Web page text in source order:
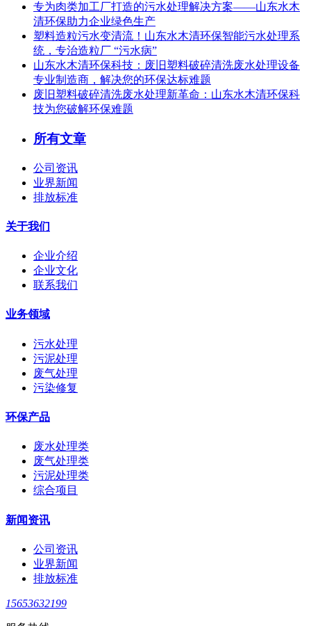
专为肉类加工厂打造的污水处理解决方案——山东水木
清环保助力企业绿色生产
塑料造粒污水变清流！山东水木清环保智能污水处理系
统，专治造粒厂 “污水病”
山东水木清环保科技：废旧塑料破碎清洗废水处理设备
专业制造商，解决您的环保达标难题
废旧塑料破碎清洗废水处理新革命：山东水木清环保科
技为您破解环保难题
所有文章
公司资讯
业界新闻
排放标准
关于我们
企业介绍
企业文化
联系我们
业务领域
污水处理
污泥处理
废气处理
污染修复
环保产品
废水处理类
废气处理类
污泥处理类
综合项目
新闻资讯
公司资讯
业界新闻
排放标准
15653632199